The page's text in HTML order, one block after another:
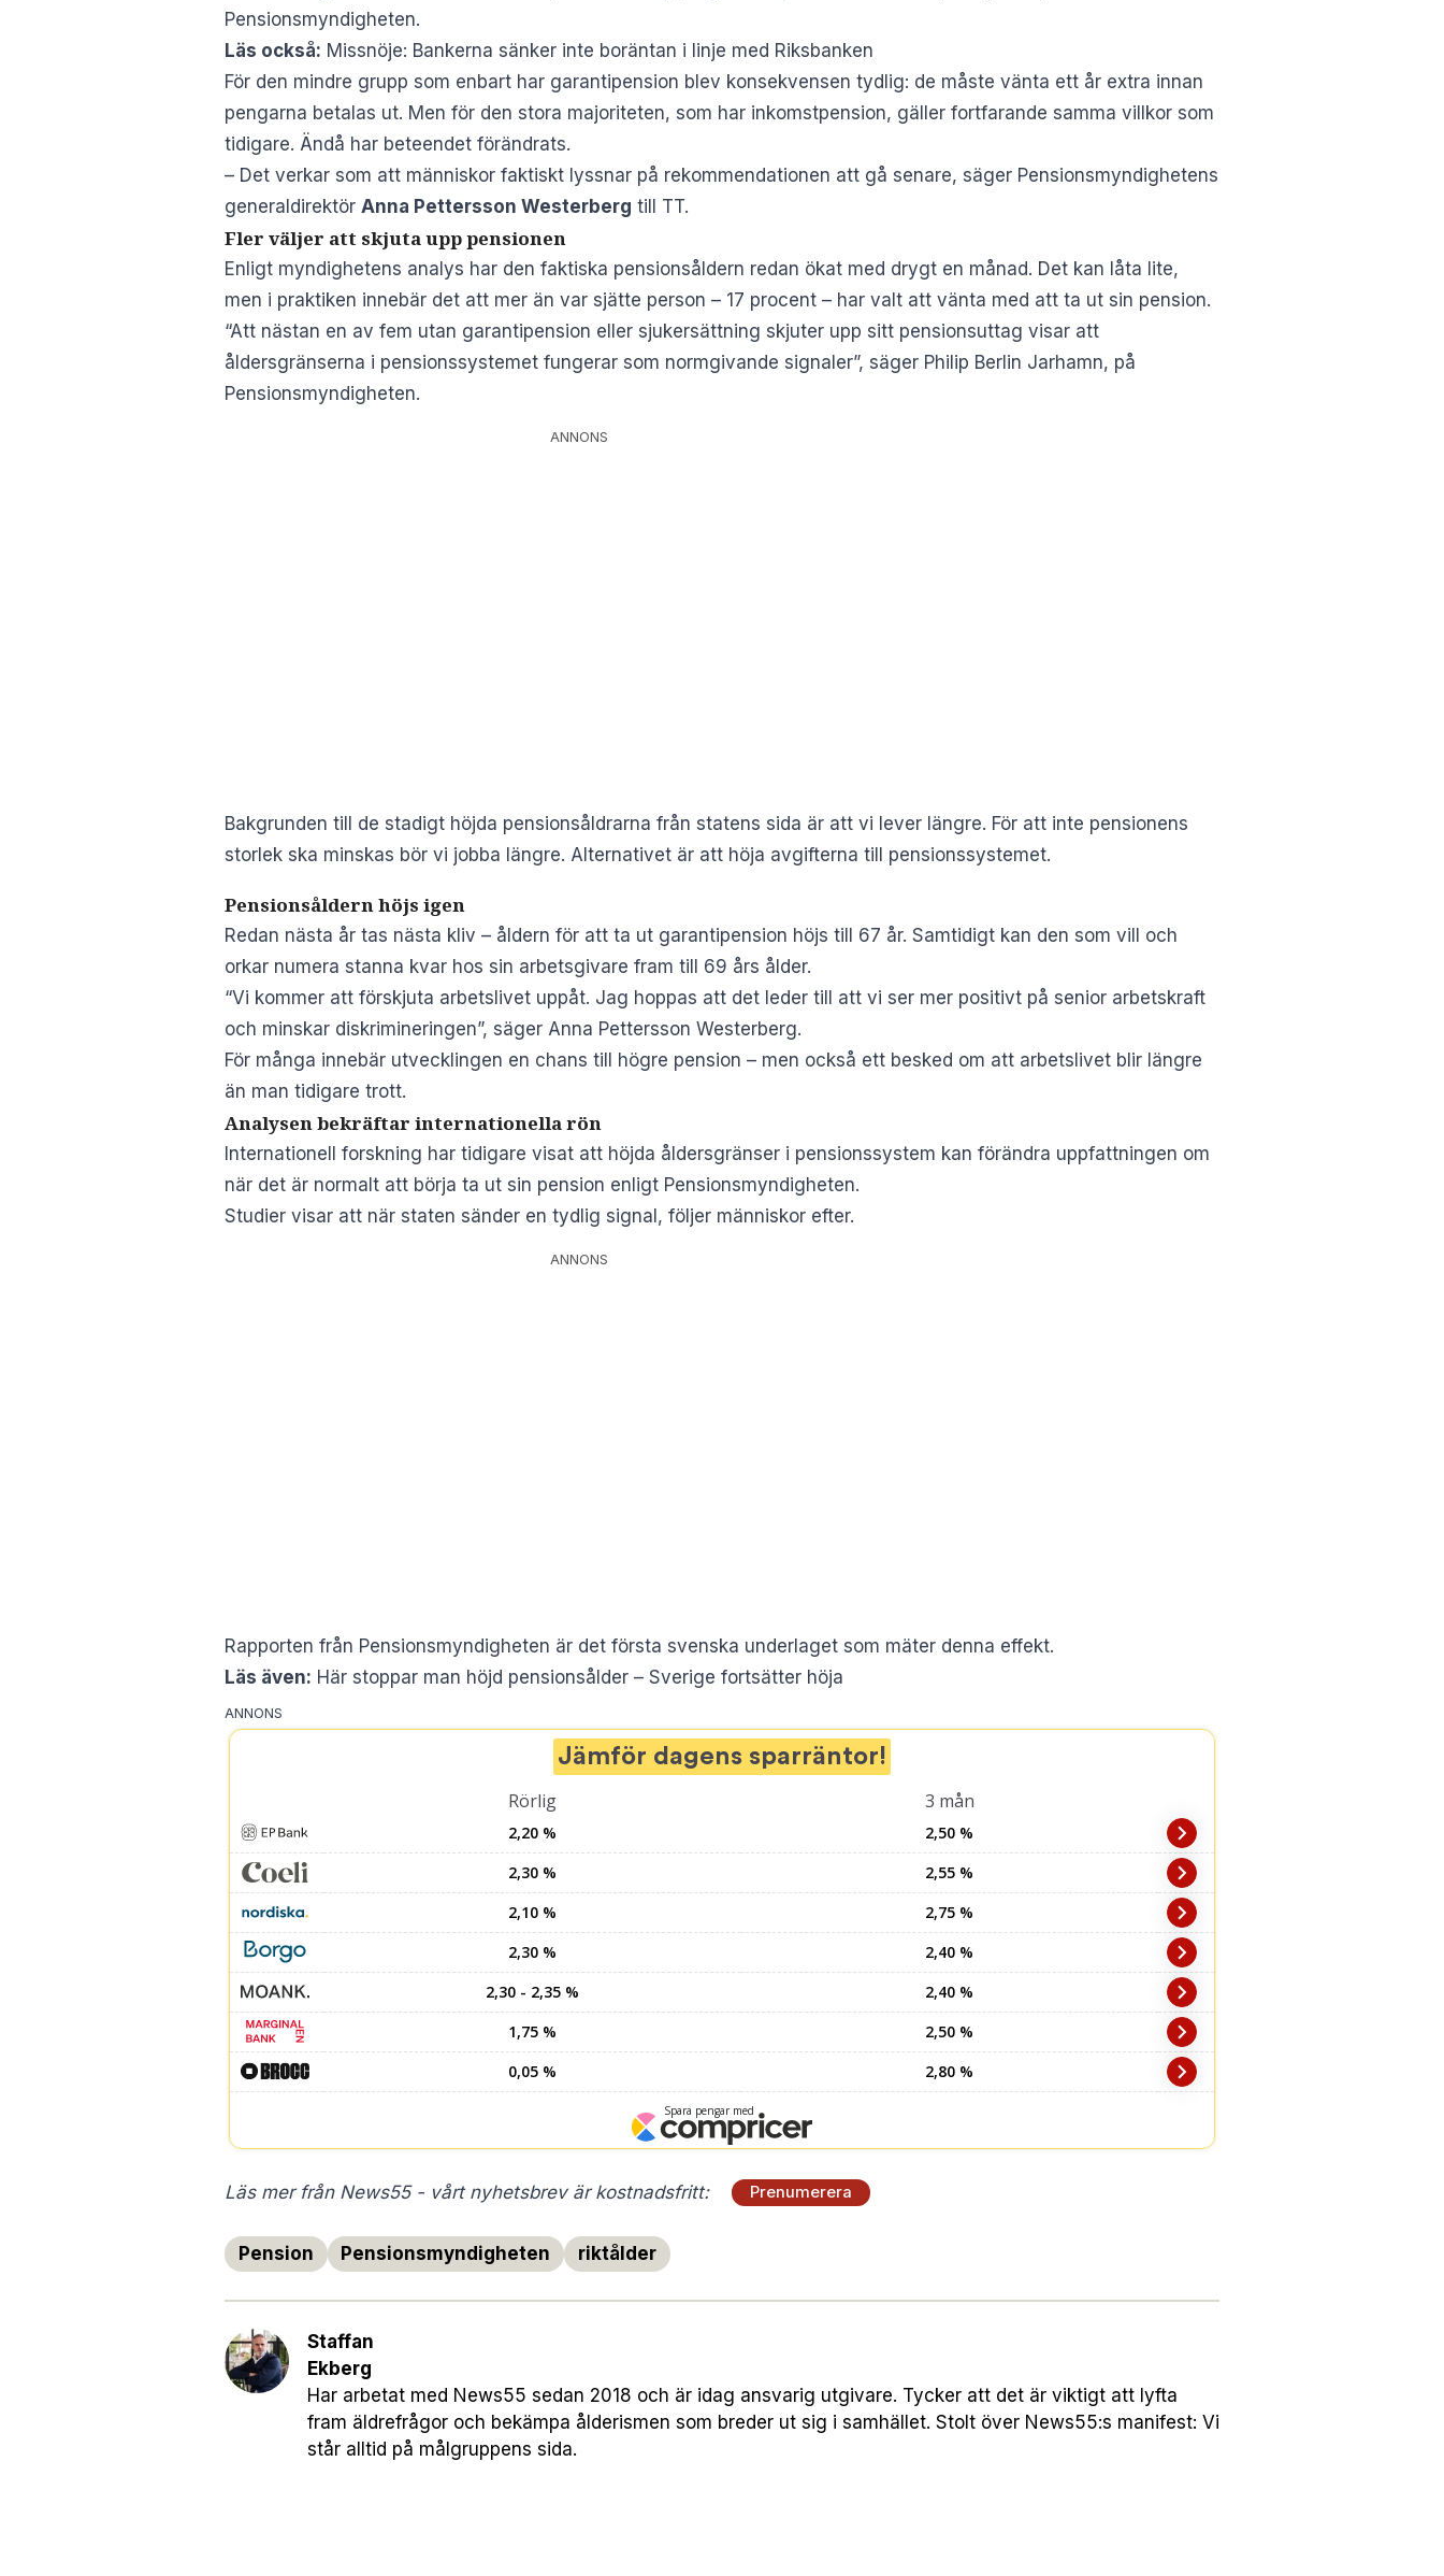
Pensionsmyndigheten.
Läs också: Missnöje: Bankerna sänker inte boräntan i linje med Riksbanken
För den mindre grupp som enbart har garantipension blev konsekvensen tydlig: de måste vänta ett år extra innan
pengarna betalas ut. Men för den stora majoriteten, som har inkomstpension, gäller fortfarande samma villkor som
tidigare. Ändå har beteendet förändrats.
– Det verkar som att människor faktiskt lyssnar på rekommendationen att gå senare, säger Pensionsmyndighetens
generaldirektör Anna Pettersson Westerberg till TT.
Fler väljer att skjuta upp pensionen
Enligt myndighetens analys har den faktiska pensionsåldern redan ökat med drygt en månad. Det kan låta lite,
men i praktiken innebär det att mer än var sjätte person – 17 procent – har valt att vänta med att ta ut sin pension.
“Att nästan en av fem utan garantipension eller sjukersättning skjuter upp sitt pensionsuttag visar att
åldersgränserna i pensionssystemet fungerar som normgivande signaler”, säger Philip Berlin Jarhamn, på
Pensionsmyndigheten.
ANNONS
Bakgrunden till de stadigt höjda pensionsåldrarna från statens sida är att vi lever längre. För att inte pensionens
storlek ska minskas bör vi jobba längre. Alternativet är att höja avgifterna till pensionssystemet.
Pensionsåldern höjs igen
Redan nästa år tas nästa kliv – åldern för att ta ut garantipension höjs till 67 år. Samtidigt kan den som vill och
orkar numera stanna kvar hos sin arbetsgivare fram till 69 års ålder.
“Vi kommer att förskjuta arbetslivet uppåt. Jag hoppas att det leder till att vi ser mer positivt på senior arbetskraft
och minskar diskrimineringen”, säger Anna Pettersson Westerberg.
För många innebär utvecklingen en chans till högre pension – men också ett besked om att arbetslivet blir längre
än man tidigare trott.
Analysen bekräftar internationella rön
Internationell forskning har tidigare visat att höjda åldersgränser i pensionssystem kan förändra uppfattningen om
när det är normalt att börja ta ut sin pension enligt Pensionsmyndigheten.
Studier visar att när staten sänder en tydlig signal, följer människor efter.
ANNONS
Rapporten från Pensionsmyndigheten är det första svenska underlaget som mäter denna effekt.
Läs även: Här stoppar man höjd pensionsålder – Sverige fortsätter höja
ANNONS
Läs mer från News55 - vårt nyhetsbrev är kostnadsfritt: Prenumerera
Pension Pensionsmyndigheten riktålder
Staffan
Ekberg
Har arbetat med News55 sedan 2018 och är idag ansvarig utgivare. Tycker att det är viktigt att lyfta
fram äldrefrågor och bekämpa ålderismen som breder ut sig i samhället. Stolt över News55:s manifest: Vi
står alltid på målgruppens sida.